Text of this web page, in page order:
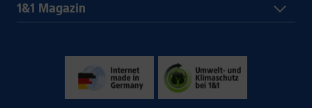
1&1 Magazin